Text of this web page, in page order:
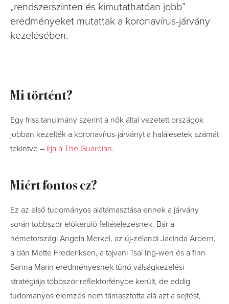
„rendszerszinten és kimutathatóan jobb”
eredményeket mutattak a koronavírus-járvány
kezelésében.
Mi történt?
Egy friss tanulmány szerint a nők által vezetett országok
jobban kezelték a koronavírus-járványt a halálesetek számát
tekintve – írja a The Guardian.
Miért fontos ez?
Ez az első tudományos alátámasztása ennek a járvány
során többször előkerülő feltételezésnek. Bár a
németországi Angela Merkel, az új-zélandi Jacinda Ardern,
a dán Mette Frederiksen, a tajvani Tsai Ing-wen és a finn
Sanna Marin eredményesnek tűnő válságkezelési
stratégiája többször reflektorfénybe került, de eddig
tudományos elemzés nem támasztotta alá azt a sejtést,